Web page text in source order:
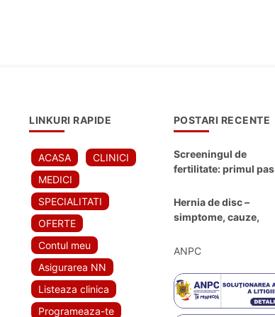
LINKURI RAPIDE
ACASA
CLINICI
MEDICI
SPECIALITATI
OFERTE
Contul meu
Asigurarea NN
Listeaza clinica
Programeaza-te
POSTARI RECENTE
Screeningul de
fertilitate: primul pas
Hernia de disc –
simptome, cauze,
moderne de
ANPC